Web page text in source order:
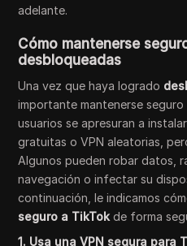
adelante.
Cómo mantenerse
desbloqueadas
Una vez que haya logrado
importante mantenerse seguro
usuarios se apresuran a
gratuitas o VPN aleatorias,
Algunos pueden robar datos,
navegación o infectar su
continuación, le indicamos
seguro a TikTok de forma
1. Usa una VPN segura para